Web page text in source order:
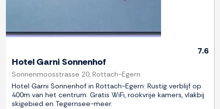
7.6
Hotel Garni Sonnenhof
Sonnenmoosstrasse 20, Rottach-Egern
Hotel Garni Sonnenhof in Rottach-Egern: Rustig verblijf op
400m van het centrum. Gratis WiFi, rookvrije kamers, vlakbij
skigebied en Tegernsee-meer.